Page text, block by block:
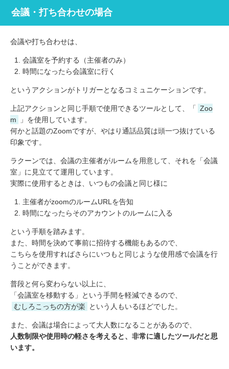
会議・打ち合わせの場合
会議や打ち合わせは、
会議室を予約する（主催者のみ）
時間になったら会議室に行く
というアクションがトリガーとなるコミュニケーションです。
上記アクションと同じ手順で使用できるツールとして、「 Zoo
m
」を使用しています。
何かと話題のZoomですが、やはり通話品質は頭一つ抜けている
印象です。
ラクーンでは、会議の主催者がルームを用意して、それを「会議
室」に見立てて運用しています。
実際に使用するときは、いつもの会議と同じ様に
主催者がzoomのルームURLを告知
時間になったらそのアカウントのルームに入る
という手順を踏みます。
また、時間を決めて事前に招待する機能もあるので、
こちらを使用すればさらにいつもと同じような使用感で会議を行
うことができます。
普段と何ら変わらない以上に、
「会議室を移動する」という手間を軽減できるので、
むしろこっちの方が楽
という人もいるほどでした。
また、会議は場合によって大人数になることがあるので、
人数制限や使用時の軽さを考えると、非常に適したツールだと思
います。